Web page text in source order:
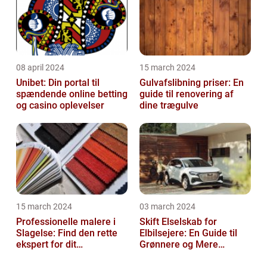
08 april 2024
Unibet: Din portal til
spændende online betting
og casino oplevelser
15 march 2024
Gulvafslibning priser: En
guide til renovering af
dine trægulve
15 march 2024
Professionelle malere i
Slagelse: Find den rette
ekspert for dit
03 march 2024
Skift Elselskab for
Elbilsejere: En Guide til
Grønnere og Mere